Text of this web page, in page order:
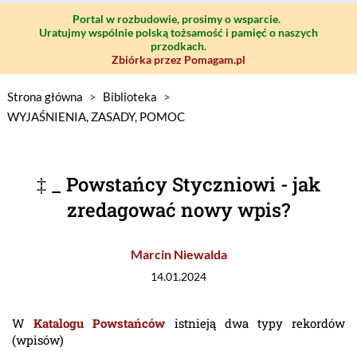
Portal w rozbudowie, prosimy o wsparcie.
Uratujmy wspólnie polską tożsamość i pamięć o naszych
przodkach.
Zbiórka przez Pomagam.pl
Strona główna > Biblioteka >
WYJAŚNIENIA, ZASADY, POMOC
‡ _ Powstańcy Styczniowi - jak
zredagować nowy wpis?
Marcin Niewalda
14.01.2024
WKatalogu Powstańcówistnieją dwa typy rekordów
(wpisów)